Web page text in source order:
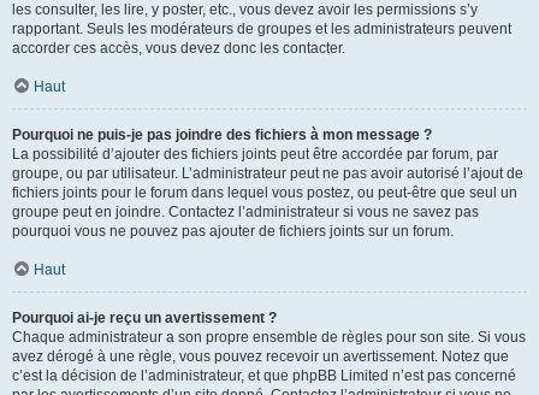
les consulter, les lire, y poster, etc., vous devez avoir les permissions s’y
rapportant. Seuls les modérateurs de groupes et les administrateurs peuvent
accorder ces accès, vous devez donc les contacter.
Haut
Pourquoi ne puis-je pas joindre des fichiers à mon message ?
La possibilité d’ajouter des fichiers joints peut être accordée par forum, par
groupe, ou par utilisateur. L’administrateur peut ne pas avoir autorisé l’ajout de
fichiers joints pour le forum dans lequel vous postez, ou peut-être que seul un
groupe peut en joindre. Contactez l’administrateur si vous ne savez pas
pourquoi vous ne pouvez pas ajouter de fichiers joints sur un forum.
Haut
Pourquoi ai-je reçu un avertissement ?
Chaque administrateur a son propre ensemble de règles pour son site. Si vous
avez dérogé à une règle, vous pouvez recevoir un avertissement. Notez que
c’est la décision de l’administrateur, et que phpBB Limited n’est pas concerné